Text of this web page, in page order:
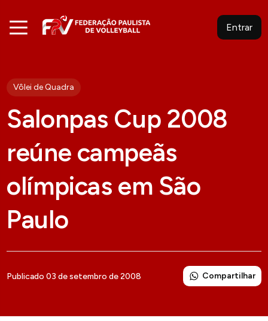
Entrar
Vôlei de Quadra
Salonpas Cup 2008
reúne campeãs
olímpicas em São
Paulo
Publicado 03 de setembro de 2008 Compartilhar